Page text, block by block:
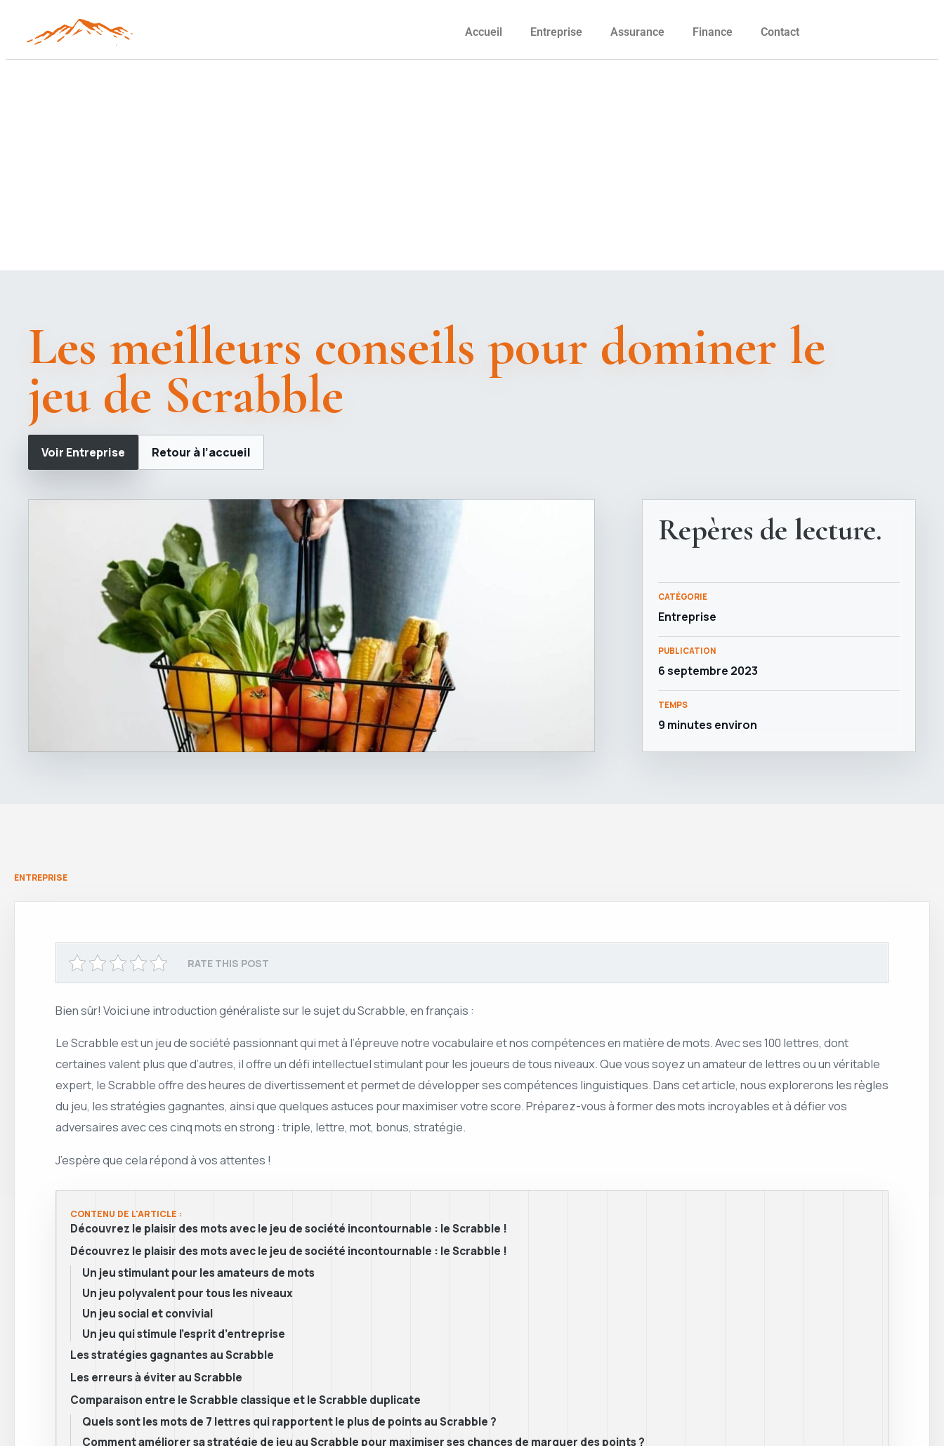
Accueil Entreprise Assurance Finance Contact
Les meilleurs conseils pour dominer le
jeu de Scrabble
Voir Entreprise Retour à l’accueil
Repères de lecture.
CATÉGORIE
Entreprise
PUBLICATION
6 septembre 2023
TEMPS
9 minutes environ
ENTREPRISE
RATE THIS POST
Bien sûr! Voici une introduction généraliste sur le sujet du Scrabble, en français :
Le Scrabble est un jeu de société passionnant qui met à l’épreuve notre vocabulaire et nos compétences en matière de mots. Avec ses 100 lettres, dont
certaines valent plus que d’autres, il offre un défi intellectuel stimulant pour les joueurs de tous niveaux. Que vous soyez un amateur de lettres ou un véritable
expert, le Scrabble offre des heures de divertissement et permet de développer ses compétences linguistiques. Dans cet article, nous explorerons les règles
du jeu, les stratégies gagnantes, ainsi que quelques astuces pour maximiser votre score. Préparez-vous à former des mots incroyables et à défier vos
adversaires avec ces cinq mots en strong : triple, lettre, mot, bonus, stratégie.
J’espère que cela répond à vos attentes !
CONTENU DE L'ARTICLE :
Découvrez le plaisir des mots avec le jeu de société incontournable : le Scrabble !
Découvrez le plaisir des mots avec le jeu de société incontournable : le Scrabble !
Un jeu stimulant pour les amateurs de mots
Un jeu polyvalent pour tous les niveaux
Un jeu social et convivial
Un jeu qui stimule l’esprit d’entreprise
Les stratégies gagnantes au Scrabble
Les erreurs à éviter au Scrabble
Comparaison entre le Scrabble classique et le Scrabble duplicate
Quels sont les mots de 7 lettres qui rapportent le plus de points au Scrabble ?
Comment améliorer sa stratégie de jeu au Scrabble pour maximiser ses chances de marquer des points ?